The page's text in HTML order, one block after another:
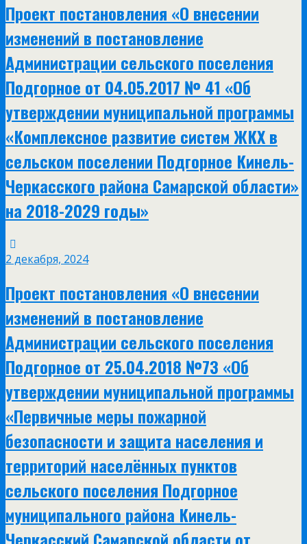
Проект постановления «О внесении
изменений в постановление
Администрации сельского поселения
Подгорное от 04.05.2017 № 41 «Об
утверждении муниципальной программы
«Комплексное развитие систем ЖКХ в
сельском поселении Подгорное Кинель-
Черкасского района Самарской области»
на 2018-2029 годы»
2 декабря, 2024
Проект постановления «О внесении
изменений в постановление
Администрации сельского поселения
Подгорное от 25.04.2018 №73 «Об
утверждении муниципальной программы
«Первичные меры пожарной
безопасности и защита населения и
территорий населённых пунктов
сельского поселения Подгорное
муниципального района Кинель-